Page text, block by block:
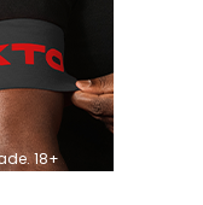
18+